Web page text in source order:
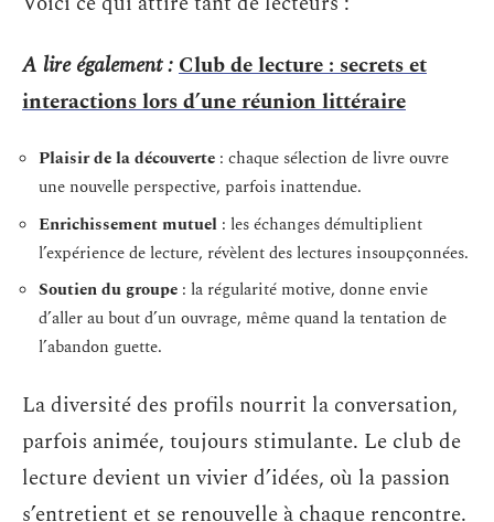
A lire également :Club de lecture : secrets et
interactions lors d’une réunion littéraire
Plaisir de la découverte : chaque sélection de livre ouvre
une nouvelle perspective, parfois inattendue.
Enrichissement mutuel : les échanges démultiplient
l’expérience de lecture, révèlent des lectures insoupçonnées.
Soutien du groupe : la régularité motive, donne envie
d’aller au bout d’un ouvrage, même quand la tentation de
l’abandon guette.
La diversité des profils nourrit la conversation,
parfois animée, toujours stimulante. Le club de
lecture devient un vivier d’idées, où la passion
s’entretient et se renouvelle à chaque rencontre.